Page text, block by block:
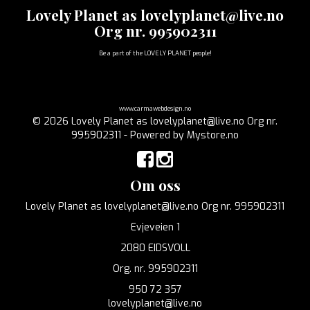
Lovely Planet as lovelyplanet@live.no
Org nr. 995902311
Be a part of the LOVELY PLANET people!
www.carmawebdesign.no
© 2026 Lovely Planet as lovelyplanet@live.no Org nr.
995902311 - Powered by Mystore.no
Om oss
Lovely Planet as lovelyplanet@live.no Org nr. 995902311
Evjeveien 1
2080 EIDSVOLL
Org. nr. 995902311
950 72 357
lovelyplanet@live.no